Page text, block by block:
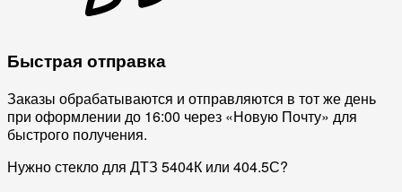
Быстрая отправка
Заказы обрабатываются и отправляются в тот же день
при оформлении до 16:00 через «Новую Почту» для
быстрого получения.
Нужно стекло для ДТЗ 5404К или 404.5С?